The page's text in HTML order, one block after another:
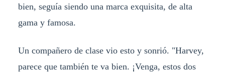
bien, seguía siendo una marca exquisita, de alta
gama y famosa.
Un compañero de clase vio esto y sonrió. "Harvey,
parece que también te va bien. ¡Venga, estos dos